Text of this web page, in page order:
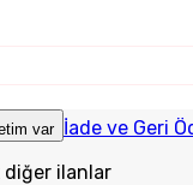
var İade ve Geri
diğer ilanlar